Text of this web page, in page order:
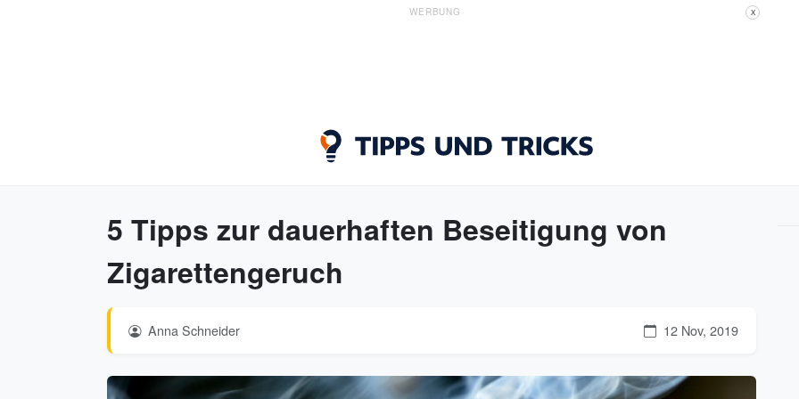
WERBUNG X
5 Tipps zur dauerhaften Beseitigung von
Zigarettengeruch
Anna Schneider 12 Nov, 2019